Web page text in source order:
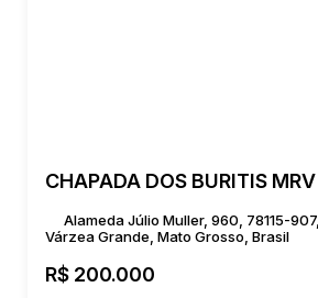
CHAPADA DOS BURITIS MRV
R$ 200.000
Alameda Júlio Muller, 960, 78115-
Várzea Grande, Mato Grosso, Brasil